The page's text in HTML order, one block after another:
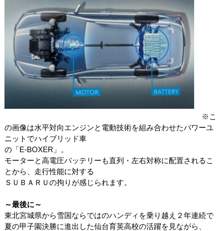
※こ
の画像は水平対向エンジンと電動技術を組み合わせたパワーユ
ニットでハイブリッド車
の「E-BOXER」。
モーターと高電圧バッテリーも直列・左右対称に配置されるこ
とから、走行性能に対する
ＳＵＢＡＲＵの拘りが感じられます。
～最後に～
東北宮城県から雪国ならではのハンディを乗り越え２年連続で
夏の甲子園決勝に進出した仙台育英高校の活躍を見ながら、